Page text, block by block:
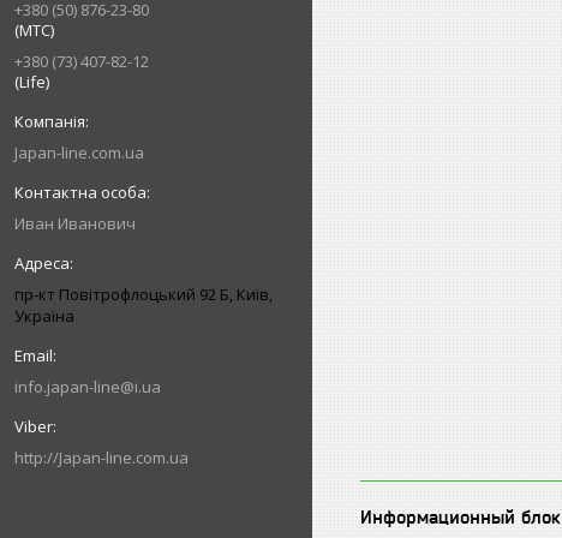
+380 (50) 876-23-80
(МТС)
+380 (73) 407-82-12
(Life)
Japan-line.com.ua
Иван Иванович
пр-кт Повітрофлоцький 92 Б, Київ,
Україна
info.japan-line@i.ua
http://Japan-line.com.ua
Информационный блок